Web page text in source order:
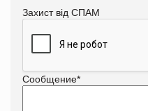
Захист від СПАМ
Сообщение*